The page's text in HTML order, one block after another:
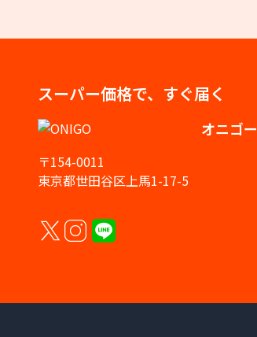
スーパー価格で、すぐ届く
オニゴー
〒154-0011
東京都世田谷区上馬1-17-5